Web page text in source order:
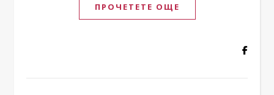
ПРОЧЕТЕТЕ ОЩЕ